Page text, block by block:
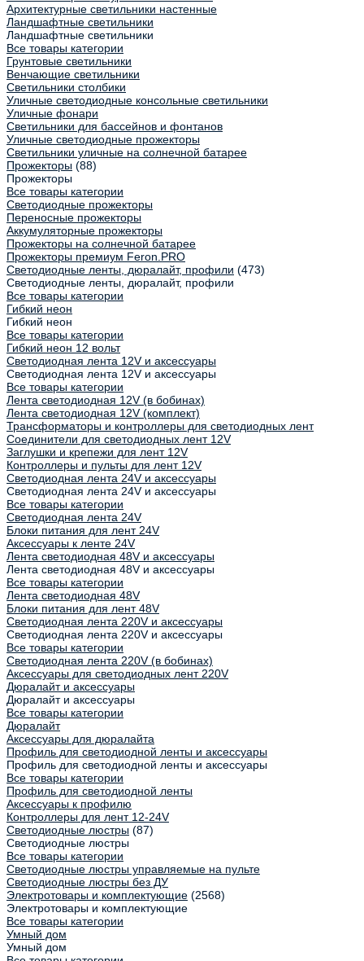
Архитектурные светильники настенные
Ландшафтные светильники
Ландшафтные светильники
Все товары категории
Грунтовые светильники
Венчающие светильники
Светильники столбики
Уличные светодиодные консольные светильники
Уличные фонари
Светильники для бассейнов и фонтанов
Уличные светодиодные прожекторы
Светильники уличные на солнечной батарее
Прожекторы (88)
Прожекторы
Все товары категории
Светодиодные прожекторы
Переносные прожекторы
Аккумуляторные прожекторы
Прожекторы на солнечной батарее
Прожекторы премиум Feron.PRO
Светодиодные ленты, дюралайт, профили (473)
Светодиодные ленты, дюралайт, профили
Все товары категории
Гибкий неон
Гибкий неон
Все товары категории
Гибкий неон 12 вольт
Светодиодная лента 12V и аксессуары
Светодиодная лента 12V и аксессуары
Все товары категории
Лента светодиодная 12V (в бобинах)
Лента светодиодная 12V (комплект)
Трансформаторы и контроллеры для светодиодных лент
Соединители для светодиодных лент 12V
Заглушки и крепежи для лент 12V
Контроллеры и пульты для лент 12V
Светодиодная лента 24V и аксессуары
Светодиодная лента 24V и аксессуары
Все товары категории
Светодиодная лента 24V
Блоки питания для лент 24V
Аксессуары к ленте 24V
Лента светодиодная 48V и аксессуары
Лента светодиодная 48V и аксессуары
Все товары категории
Лента светодиодная 48V
Блоки питания для лент 48V
Светодиодная лента 220V и аксессуары
Светодиодная лента 220V и аксессуары
Все товары категории
Светодиодная лента 220V (в бобинах)
Аксессуары для светодиодных лент 220V
Дюралайт и аксессуары
Дюралайт и аксессуары
Все товары категории
Дюралайт
Аксессуары для дюралайта
Профиль для светодиодной ленты и аксессуары
Профиль для светодиодной ленты и аксессуары
Все товары категории
Профиль для светодиодной ленты
Аксессуары к профилю
Контроллеры для лент 12-24V
Светодиодные люстры (87)
Светодиодные люстры
Все товары категории
Светодиодные люстры управляемые на пульте
Светодиодные люстры без ДУ
Электротовары и комплектующие (2568)
Электротовары и комплектующие
Все товары категории
Умный дом
Умный дом